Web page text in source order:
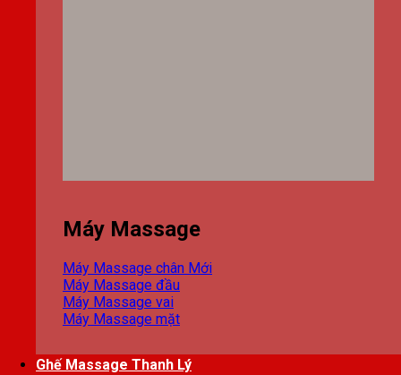
Máy Massage
Máy Massage chân
Máy Massage đầu
Máy Massage vai
Máy Massage mặt
Ghế Massage Thanh Lý